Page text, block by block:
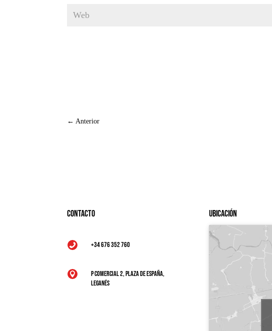
←Anterior
Contacto
 +34 676 352 760

P Comercial 2, Plaza de España,
Leganés
Ubicación